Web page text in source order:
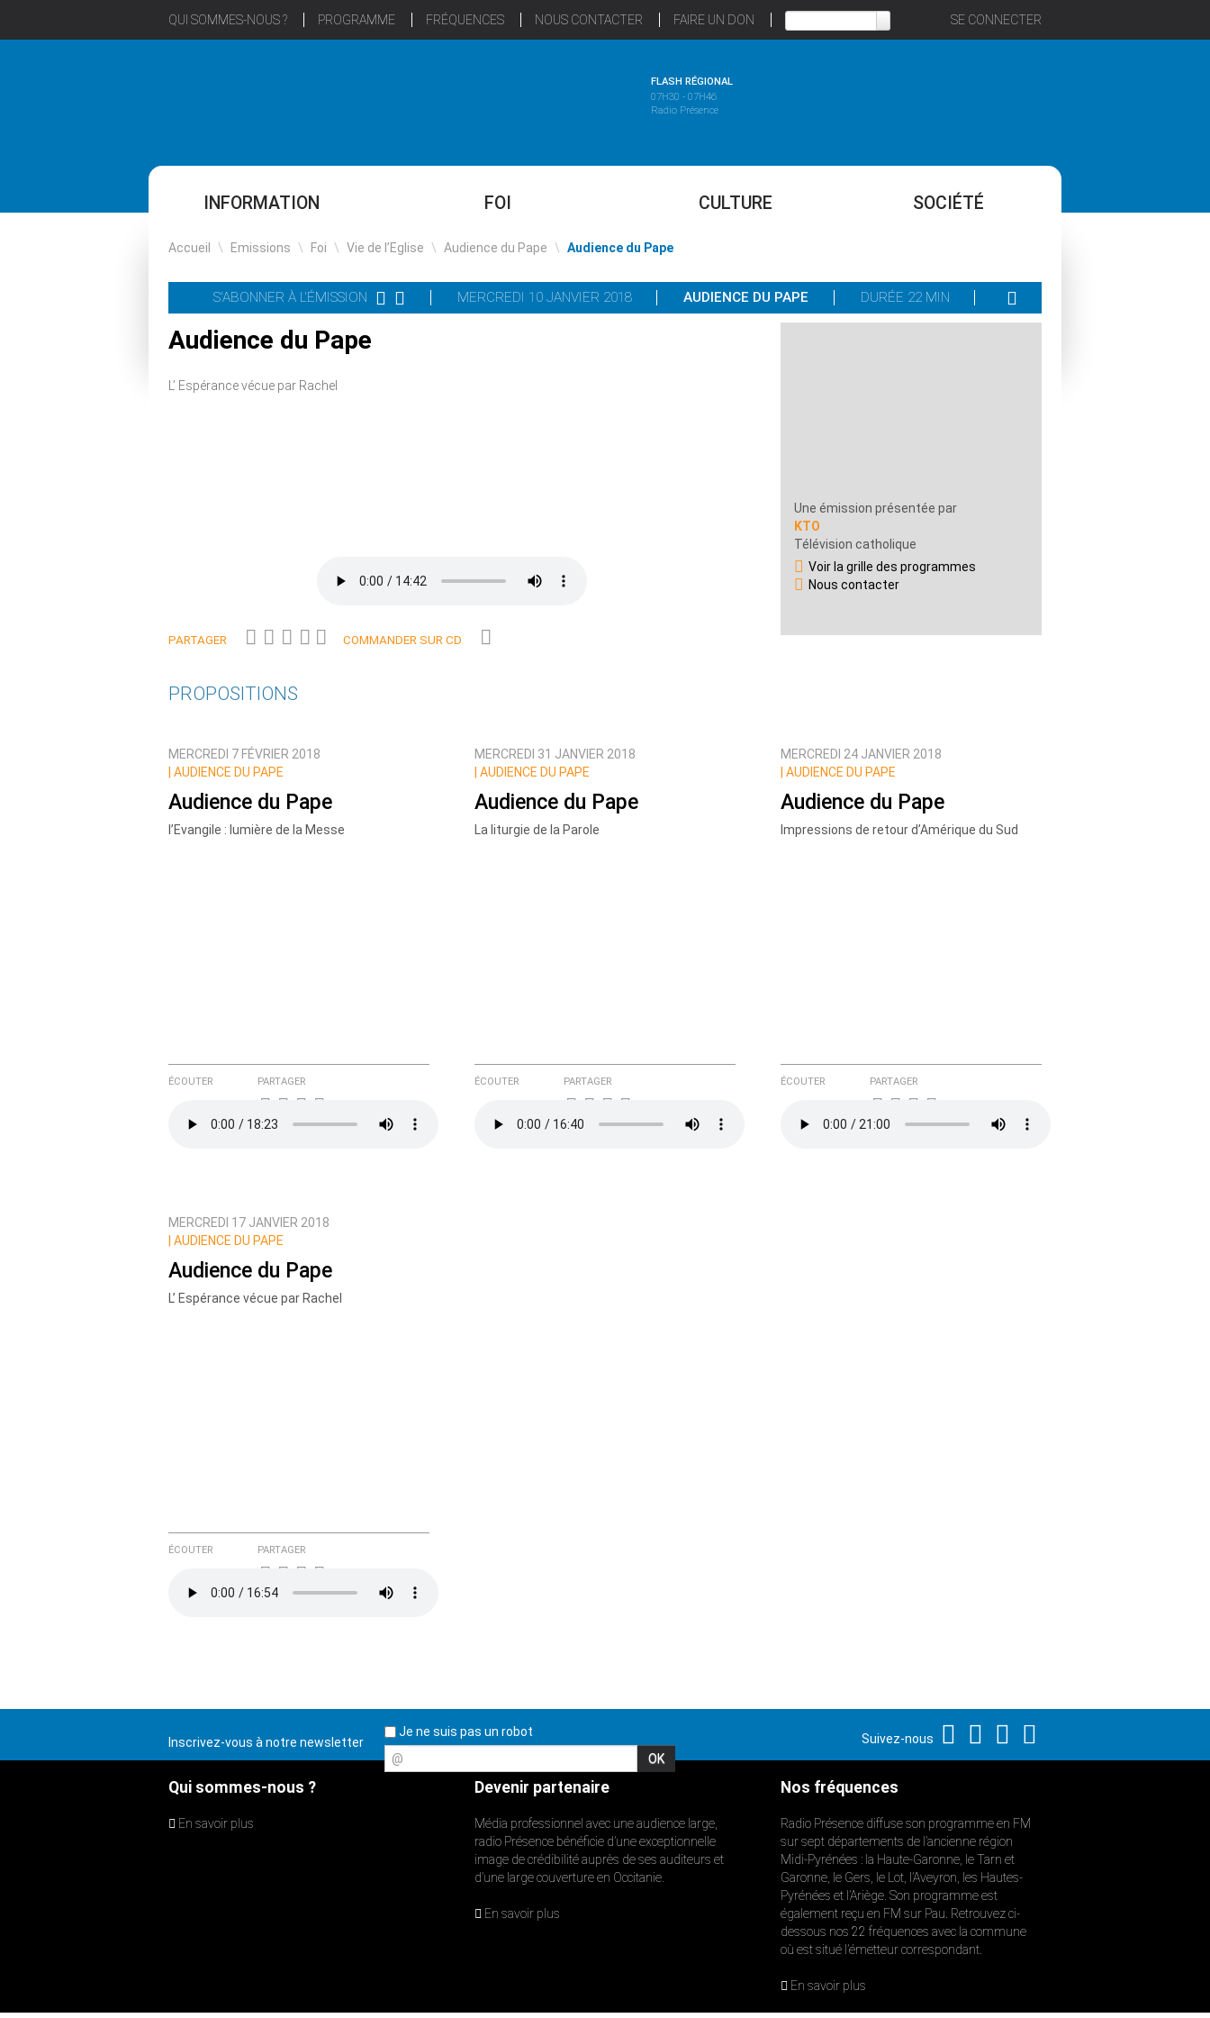
QUI SOMMES-NOUS ? PROGRAMME FRÉQUENCES NOUS CONTACTER FAIRE UN DON SE CONNECTER
FLASH RÉGIONAL
07H30 - 07H46
Radio Présence
INFORMATION FOI CULTURE SOCIÉTÉ
Accueil \ Emissions \ Foi \ Vie de l’Eglise \ Audience du Pape \ Audience du Pape
S'ABONNER À L'ÉMISSION MERCREDI 10 JANVIER 2018 AUDIENCE DU PAPE DURÉE 22 MIN
Audience du Pape
L’ Espérance vécue par Rachel
PARTAGER COMMANDER SUR CD
Une émission présentée par
KTO
Télévision catholique
Voir la grille des programmes
Nous contacter
PROPOSITIONS
MERCREDI 7 FÉVRIER 2018
AUDIENCE DU PAPE
Audience du Pape
l’Evangile : lumière de la Messe
ÉCOUTER PARTAGER
MERCREDI 31 JANVIER 2018
AUDIENCE DU PAPE
Audience du Pape
La liturgie de la Parole
ÉCOUTER PARTAGER
MERCREDI 24 JANVIER 2018
AUDIENCE DU PAPE
Audience du Pape
Impressions de retour d’Amérique du Sud
ÉCOUTER PARTAGER
MERCREDI 17 JANVIER 2018
AUDIENCE DU PAPE
Audience du Pape
L’ Espérance vécue par Rachel
ÉCOUTER PARTAGER
Inscrivez-vous à notre newsletter
Je ne suis pas un robot
@
Suivez-nous
Qui sommes-nous ?
En savoir plus
Devenir partenaire
Média professionnel avec une audience large,
radio Présence bénéficie d’une exceptionnelle
image de crédibilité auprès de ses auditeurs et
d’une large couverture en Occitanie.
En savoir plus
Nos fréquences
Radio Présence diffuse son programme en FM
sur sept départements de l’ancienne région
Midi-Pyrénées : la Haute-Garonne, le Tarn et
Garonne, le Gers, le Lot, l’Aveyron, les Hautes-
Pyrénées et l’Ariège. Son programme est
également reçu en FM sur Pau. Retrouvez ci-
dessous nos 22 fréquences avec la commune
où est situé l’émetteur correspondant.
En savoir plus